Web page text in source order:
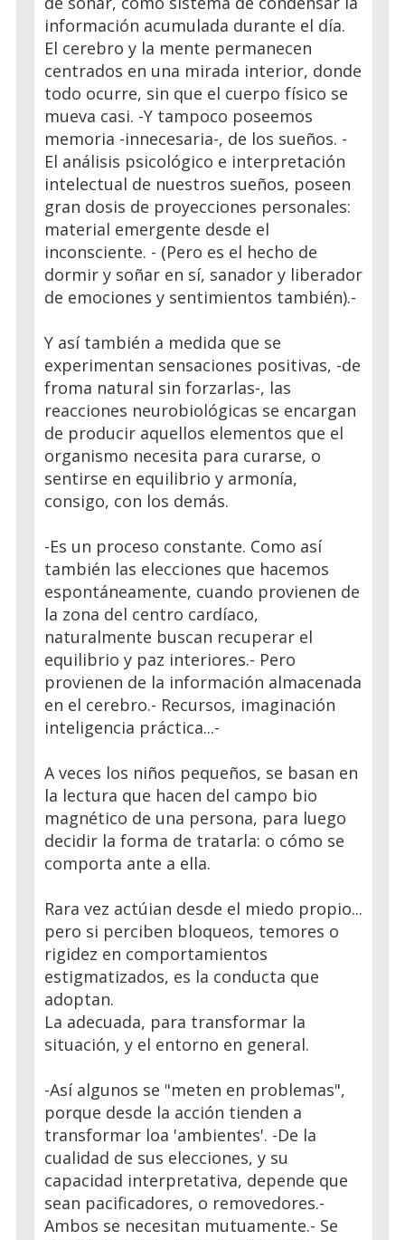
información acumulada durante el día.
El cerebro y la mente permanecen
centrados en una mirada interior, donde
todo ocurre, sin que el cuerpo físico se
mueva casi. -Y tampoco poseemos
memoria -innecesaria-, de los sueños. -
El análisis psicológico e interpretación
intelectual de nuestros sueños, poseen
gran dosis de proyecciones personales:
material emergente desde el
inconsciente. - (Pero es el hecho de
dormir y soñar en sí, sanador y liberador
de emociones y sentimientos también).-
Y así también a medida que se
experimentan sensaciones positivas, -de
froma natural sin forzarlas-, las
reacciones neurobiológicas se encargan
de producir aquellos elementos que el
organismo necesita para curarse, o
sentirse en equilibrio y armonía,
consigo, con los demás.
-Es un proceso constante. Como así
también las elecciones que hacemos
espontáneamente, cuando provienen de
la zona del centro cardíaco,
naturalmente buscan recuperar el
equilibrio y paz interiores.- Pero
provienen de la información almacenada
en el cerebro.- Recursos, imaginación
inteligencia práctica...-
A veces los niños pequeños, se basan en
la lectura que hacen del campo bio
magnético de una persona, para luego
decidir la forma de tratarla: o cómo se
comporta ante a ella.
Rara vez actúian desde el miedo propio...
pero si perciben bloqueos, temores o
rigidez en comportamientos
estigmatizados, es la conducta que
adoptan.
La adecuada, para transformar la
situación, y el entorno en general.
-Así algunos se "meten en problemas",
porque desde la acción tienden a
transformar loa 'ambientes'. -De la
cualidad de sus elecciones, y su
capacidad interpretativa, depende que
sean pacificadores, o removedores.-
Ambos se necesitan mutuamente.- Se